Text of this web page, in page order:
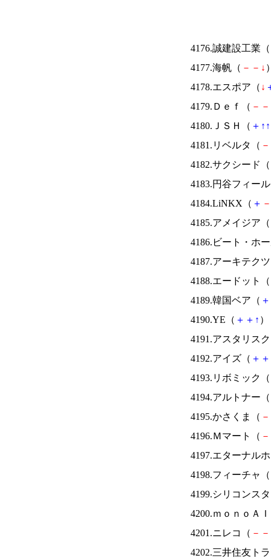
4176.誠建設工業（
4177.海帆（ － － ↓
4178.エスポア（ ↓
4179.Ｄｅｆ（ － －
4180.ＪＳＨ（ ＋ ↑ ↑
4181.リベルタ（ －
4182.サクシード（
4183.円谷フィー
4184.LiNKX（ ＋ －
4185.アメイジア（
4186.ビート・ホ
4187.アーキテク
4188.エードット（
4189.韓国ベア（ ＋
4190.YE（ ＋ ＋ ↑ ）
4191.アスタリス
4192.アイズ（ ＋ ＋
4193.リボミック（
4194.アルトナー（
4195.かさくま（ －
4196.Ｍマート（ －
4197.エターナル
4198.フィーチャ（
4199.シリコンス
4200.ｍｏｎｏＡ
4201.ニレコ（ － －
4202.三井住友ト